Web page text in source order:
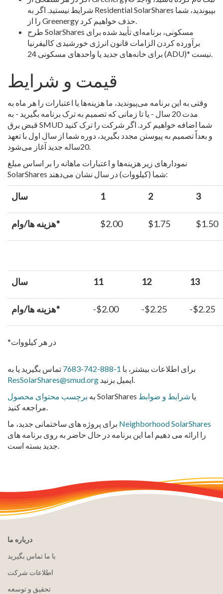
شرایط نیستید. اگر به Residential SolarShares بپیوندید، شما
را از Greenergy حذف خواهیم کرد.
طرح SolarShares مسکونی، برنامه‌ای تأیید شده برای
برآورده کردن الزامات قانون انرژی خورشیدی کالیفرنیا
برای خانه‌های جدید یا واحدهای مسکونی 24 (ADU)* نیست.
قیمت و شرایط
وقتی به این برنامه می‌پیوندید، ما هزینه‌ها یا اعتبارات را هر ماه به
مدت 20 سال - یا تا زمانی که تصمیم به ترک برنامه بگیرید - به
قبض برق SMUD شما اضافه خواهیم کرد. اگر شرکت را ترک کنید
و بعداً تصمیم به پیوستن مجدد بگیرید، دوره شما از سال اول با تعهد
20ساله جدید آغاز می‌شود.
نمودارهای زیر هزینه‌ها و اعتبارات ماهانه را بر اساس مبلغ
SolarShares شما (کیلووات) در سال نشان می‌دهند:
سال 1 2 3
هزینه ها/وام* $2.00 $1.75 $1.50
سال 11 12 13
هزینه ها/وام* -$2.00 -$2.25 -$2.25
*در هر کیلووات
برای اطلاعات بیشتر، با 1-888-742-7683
تماس بگیرید یا به
ResSolarShares@smud.org
ایمیل بزنید.
به برچسب محتوای محصول SolarShares یا شرایط و ضوابط
مراجعه کنید.
Neighborhood SolarShares
را ارائه می دهیم اما این برنامه در حال حاضر به روی برنامه های
جدید بسته است.
درباره ما
با ما تماس بگیرید
اطلاعات شرکت
تحقیق و توسعه